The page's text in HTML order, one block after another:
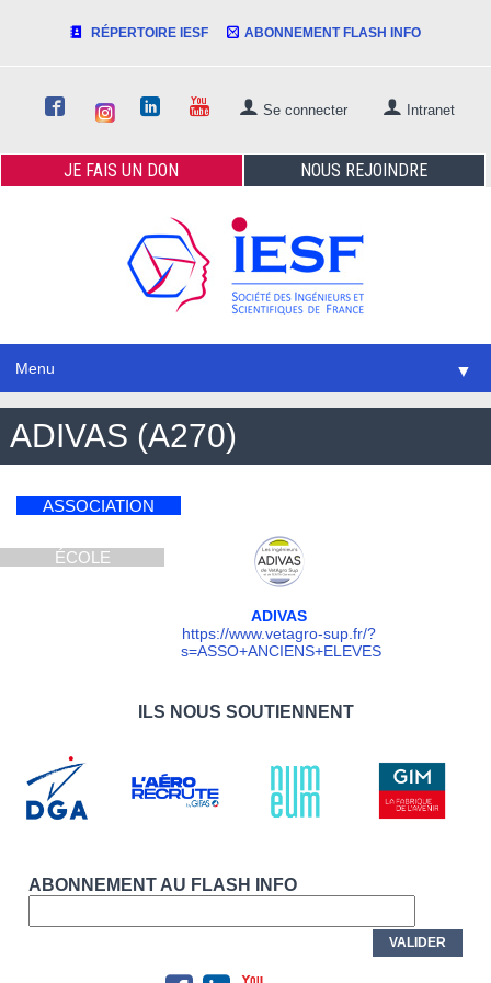
RÉPERTOIRE IESF ABONNEMENT FLASH INFO
Se connecter Intranet
JE FAISUN DON NOUS REJOINDRE
Menu ▼
ADIVAS (A270)
ASSOCIATION
ÉCOLE
ADIVAS
https://www.vetagro-sup.fr/?
s=ASSO+ANCIENS+ELEVES
ILS NOUS SOUTIENNENT
ABONNEMENT AU FLASH INFO